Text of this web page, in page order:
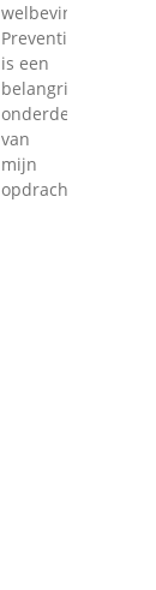
welbevinden.
Preventie
is een
belangrijk
onderdeel
van
mijn
opdracht.